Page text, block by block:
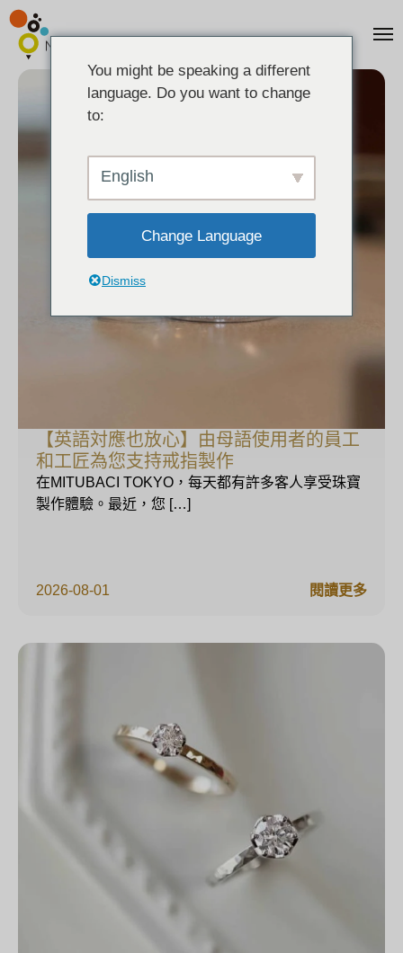
【英語対應也放心】由母語使用者的員工
和工匠為您支持戒指製作
2026-08-01
在MITUBACI TOKYO，每天都有許多客人享受珠寶
製作體驗。最近，您 […]
閱讀更多
You might be speaking a different
language. Do you want to change
to:
English
Change Language
Dismiss